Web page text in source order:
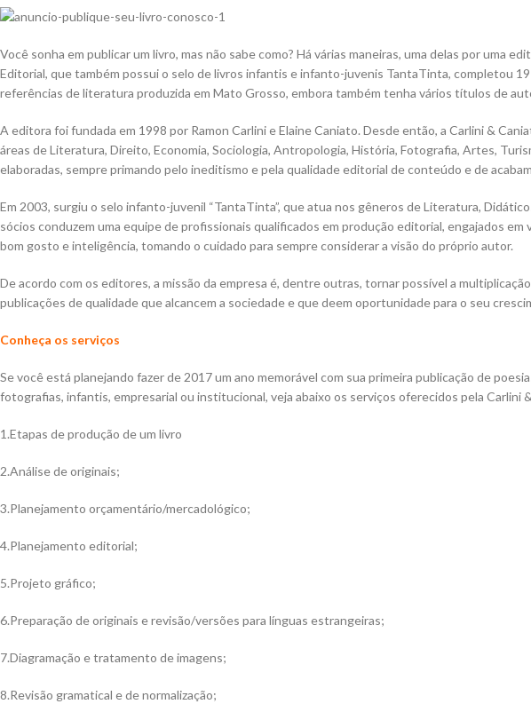
Você sonha em publicar um livro, mas não sabe como? Há várias maneiras, uma delas por uma
Editorial, que também possui o selo de livros infantis e infanto-juvenis TantaTinta, completou 19
referências de literatura produzida em Mato Grosso, embora também tenha vários títulos de
A editora foi fundada em 1998 por Ramon Carlini e Elaine Caniato. Desde então, a Carlini &
áreas de Literatura, Direito, Economia, Sociologia, Antropologia, História, Fotografia, Artes,
elaboradas, sempre primando pelo ineditismo e pela qualidade editorial de conteúdo e de
Em 2003, surgiu o selo infanto-juvenil “TantaTinta”, que atua nos gêneros de Literatura,
sócios conduzem uma equipe de profissionais qualificados em produção editorial, engajados
bom gosto e inteligência, tomando o cuidado para sempre considerar a visão do próprio autor.
De acordo com os editores, a missão da empresa é, dentre outras, tornar possível a
publicações de qualidade que alcancem a sociedade e que deem oportunidade para o seu
Conheça os serviços
Se você está planejando fazer de 2017 um ano memorável com sua primeira publicação de
fotografias, infantis, empresarial ou institucional, veja abaixo os serviços oferecidos pela Carlini
1.Etapas de produção de um livro
2.Análise de originais;
3.Planejamento orçamentário/mercadológico;
4.Planejamento editorial;
5.Projeto gráfico;
6.Preparação de originais e revisão/versões para línguas estrangeiras;
7.Diagramação e tratamento de imagens;
8.Revisão gramatical e de normalização;